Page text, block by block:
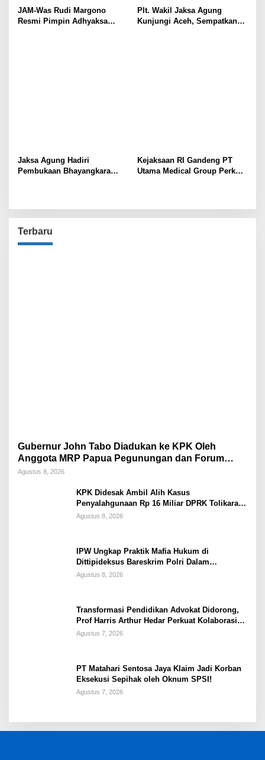
JAM-Was Rudi Margono
Resmi Pimpin Adhyaksa
Plt. Wakil Jaksa Agung
Kunjungi Aceh, Sempatkan
Jaksa Agung Hadiri
Pembukaan Bhayangkara
Kejaksaan RI Gandeng PT
Utama Medical Group Perkuat
Terbaru
Gubernur John Tabo Diadukan ke KPK Oleh
Anggota MRP Papua Pegunungan dan Forum
Warga Papua
Agustus 8, 2026
KPK Didesak Ambil Alih Kasus
Penyalahgunaan Rp 16 Miliar DPRK Tolikara
Tahun 2017
Agustus 8, 2026
IPW Ungkap Praktik Mafia Hukum di
Dittipideksus Bareskrim Polri Dalam
Penanganan Kasus PT ARA
Agustus 8, 2026
Transformasi Pendidikan Advokat Didorong,
Prof Harris Arthur Hedar Perkuat Kolaborasi
Kampus
Agustus 7, 2026
PT Matahari Sentosa Jaya Klaim Jadi Korban
Eksekusi Sepihak oleh Oknum SPSI!
Agustus 7, 2026